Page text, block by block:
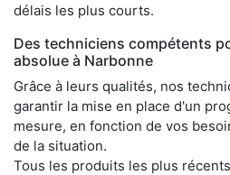
délais les plus courts.
Des techniciens compétents
absolue à Narbonne
Grâce à leurs qualités, nos
garantir la mise en place d'un
mesure, en fonction de vos
de la situation.
Tous les produits les plus